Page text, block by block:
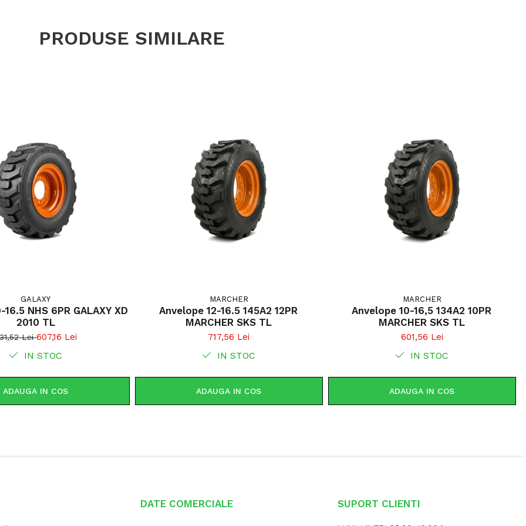
PRODUSE SIMILARE
GALAXY
NHS 6PR GALAXY XD
2010 TL
Lei607,16 Lei
IN STOC
ADAUGA IN COS
MARCHER
Anvelope 12-16.5 145A2 12PR
MARCHER SKS TL
717,56 Lei
IN STOC
ADAUGA IN COS
MARCHER
Anvelope 10-16,5 134A2 10PR
MARCHER SKS TL
601,56 Lei
IN STOC
ADAUGA IN COS
DATE COMERCIALE SUPORT CLIENTI